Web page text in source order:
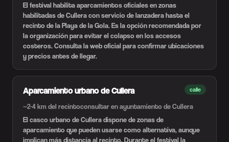
El festival habilita aparcamientos oficiales en zonas
habilitadas de Cullera con servicio de lanzadera hasta el
recinto de la Playa de la Gola. Es la opción recomendada por
la organización para evitar el colapso en los accesos
costeros. Consulta la web oficial para confirmar ubicaciones
y precios antes de llegar.
Aparcamiento urbano de Cullera calle
~2-4 km del recintoconsultar en ayuntamiento de Cullera
El casco urbano de Cullera dispone de zonas de
aparcamiento que pueden usarse como alternativa, aunque
implican más distancia al recinto. Durante el festival la